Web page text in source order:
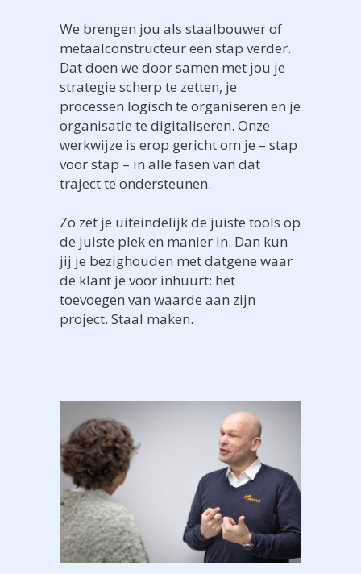
We brengen jou als staalbouwer of
metaalconstructeur een stap verder.
Dat doen we door samen met jou je
strategie scherp te zetten, je
processen logisch te organiseren en je
organisatie te digitaliseren. Onze
werkwijze is erop gericht om je – stap
voor stap – in alle fasen van dat
traject te ondersteunen.
Zo zet je uiteindelijk de juiste tools op
de juiste plek en manier in. Dan kun
jij je bezighouden met datgene waar
de klant je voor inhuurt: het
toevoegen van waarde aan zijn
project. Staal maken.